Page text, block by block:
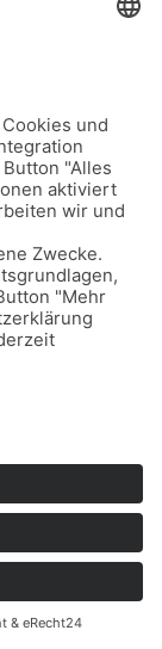
ein Cookie
zuordnen zu
auffordern,
oder der
Das
das Logo von
Logo im
zum